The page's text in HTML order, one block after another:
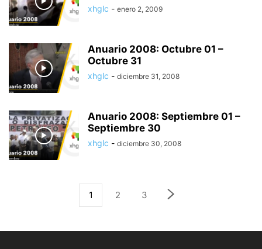
xhglc - enero 2, 2009
Anuario 2008: Octubre 01 –
Octubre 31
xhglc - diciembre 31, 2008
Anuario 2008: Septiembre 01 –
Septiembre 30
xhglc - diciembre 30, 2008
1 2 3